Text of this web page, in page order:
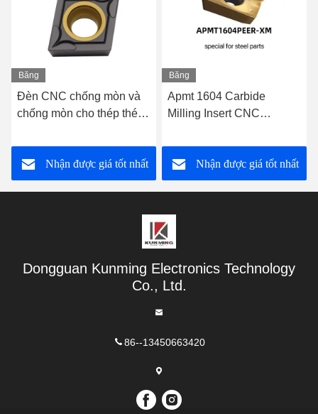
Băng
hình
Apmt 1604 Carbide
Milling Insert CNC
cho thép
Nhận được giá tốt nhất
Băng
hình
Tungsten Carbide CNC
Inserts Inserts Indexable
Drill And Reamer (Điều
này được sử dụng trong
các máy khoan thép
Nhận được giá tốt nhất
Dongguan Kunming Electronics Technology
Co., Ltd.
86--13450663420